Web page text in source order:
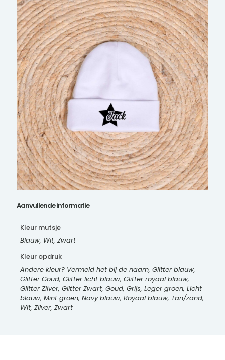
Aanvullende informatie
Kleur mutsje
Blauw, Wit, Zwart
Kleur opdruk
Andere kleur? Vermeld het bij de naam, Glitter blauw,
Glitter Goud, Glitter licht blauw, Glitter royaal blauw,
Glitter Zilver, Glitter Zwart, Goud, Grijs, Leger groen, Licht
blauw, Mint groen, Navy blauw, Royaal blauw, Tan/zand,
Wit, Zilver, Zwart